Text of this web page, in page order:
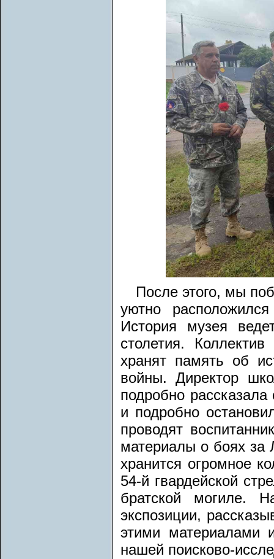
После этого, мы
уютно
История музея
столетия.
хранят память об
войны. Директор
подробно
и подробно
проводят
материалы о боях за
хранится огромное
54-й гвардейской
братской могиле.
экспозиции,
этими материалами
нашей поисково-